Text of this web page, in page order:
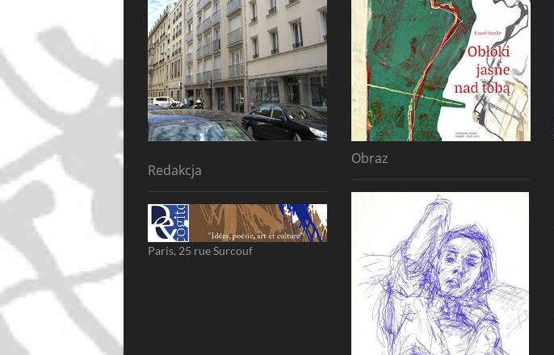
Redakcja
Paris, 25 rue Surcouf
Obraz